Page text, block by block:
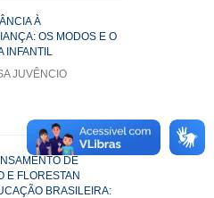
À
OS MODOS E O
INFANTIL
JUVÊNCIO
DE
E FLORESTAN
BRASILEIRA: